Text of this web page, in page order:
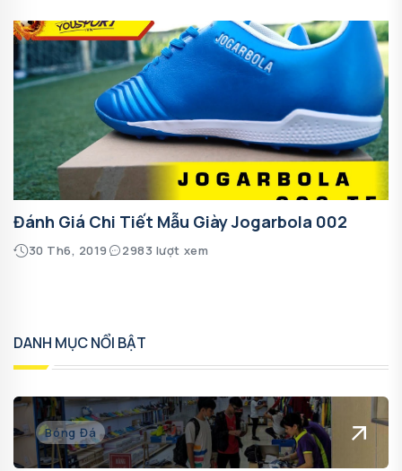
Đánh Giá Chi Tiết Mẫu Giày Jogarbola 002
30 Th6, 2019 2983 lượt xem
DANH MỤC NỔI BẬT
Bóng Đá